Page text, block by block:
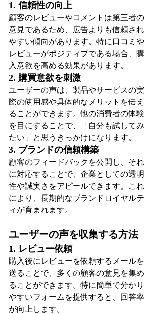
1. 信頼性の向上
顧客のレビューやコメントは第三者の
意見であるため、広告よりも信頼され
やすい傾向があります。特に口コミや
レビューがポジティブである場合、購
入意欲を高める効果があります。
2. 購買意欲を刺激
ユーザーの声は、製品やサービスの実
際の使用感や具体的なメリットを伝え
ることができます。他の消費者の体験
を目にすることで、「自分も試してみ
たい」と思うきっかけになります。
3. ブランドの信頼構築
顧客のフィードバックを公開し、それ
に対応することで、企業としての透明
性や誠実さをアピールできます。これ
により、長期的なブランドロイヤルテ
ィが育まれます。
ユーザーの声を収集する方法
1. レビュー依頼
購入後にレビューを依頼するメールを
送ることで、多くの顧客の意見を集め
ることができます。特に簡単で分かり
やすいフォームを提供すると、回答率
が向上します。